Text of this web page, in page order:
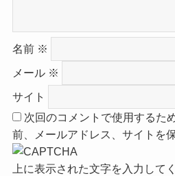
名前 ※
メール ※
サイト
次回のコメントで使用するた
前、メールアドレス、サイトを保
上に表示された文字を入力して